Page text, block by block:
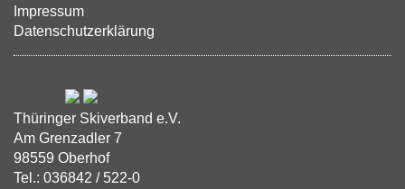
Impressum
Datenschutzerklärung
Thüringer Skiverband e.V.
Am Grenzadler 7
98559 Oberhof
Tel.: 036842 / 522-0